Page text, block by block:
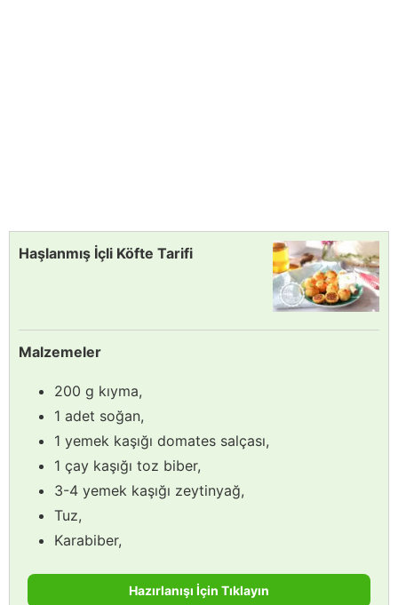
Haşlanmış İçli Köfte Tarifi
Malzemeler
200 g kıyma,
1 adet soğan,
1 yemek kaşığı domates salçası,
1 çay kaşığı toz biber,
3-4 yemek kaşığı zeytinyağ,
Tuz,
Karabiber,
Hazırlanışı İçin Tıklayın